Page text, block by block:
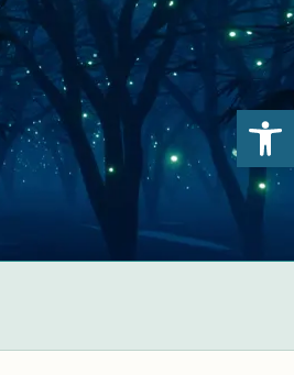
Skip
content
פתח סרגל נגישות